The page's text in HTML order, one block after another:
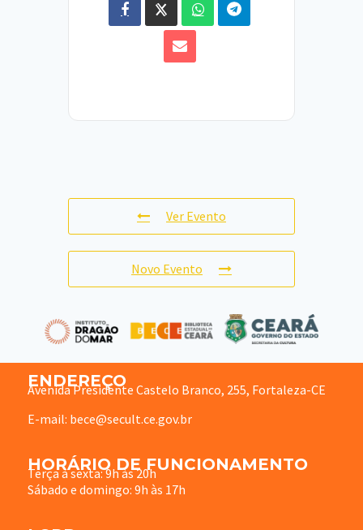
Ver Evento
Novo Evento
ENDEREÇO
Avenida Presidente Castelo Branco, 255, Fortaleza-CE
E-mail: bece@secult.ce.gov.br
HORÁRIO DE FUNCIONAMENTO
Terça à sexta: 9h às 20h
Sábado e domingo: 9h às 17h